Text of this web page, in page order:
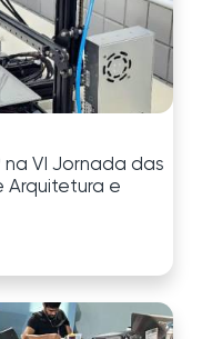
VI Jornada das
Arquitetura e